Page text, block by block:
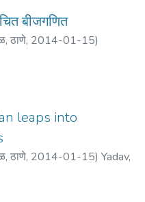
बीजगणित
ठाणे, 2014-01-15)
leaps into
ठाणे, 2014-01-15) Yadav,